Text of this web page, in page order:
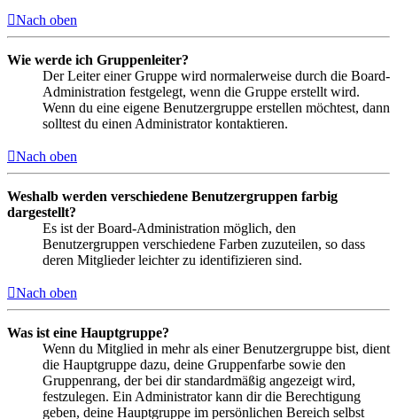
Nach oben
Wie werde ich Gruppenleiter?
Der Leiter einer Gruppe wird normalerweise durch die Board-
Administration festgelegt, wenn die Gruppe erstellt wird.
Wenn du eine eigene Benutzergruppe erstellen möchtest, dann
solltest du einen Administrator kontaktieren.
Nach oben
Weshalb werden verschiedene Benutzergruppen farbig
dargestellt?
Es ist der Board-Administration möglich, den
Benutzergruppen verschiedene Farben zuzuteilen, so dass
deren Mitglieder leichter zu identifizieren sind.
Nach oben
Was ist eine Hauptgruppe?
Wenn du Mitglied in mehr als einer Benutzergruppe bist, dient
die Hauptgruppe dazu, deine Gruppenfarbe sowie den
Gruppenrang, der bei dir standardmäßig angezeigt wird,
festzulegen. Ein Administrator kann dir die Berechtigung
geben, deine Hauptgruppe im persönlichen Bereich selbst